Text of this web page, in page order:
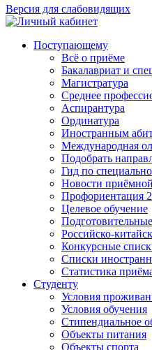
Версия для слабовидящих
Поступающему
Всё о приёме
Бакалавриат и
Магистратура
Среднее
Аспирантура
Ординатура
Иностранным
Международная
Подобрать
Гид по
Новости
Профориентация
Целевое обучение
Российско-
Конкурсные
Списки
Статистика
Студенту
Условия
Условия обучения
Стипендиальное
Объекты питания
Объекты спорта